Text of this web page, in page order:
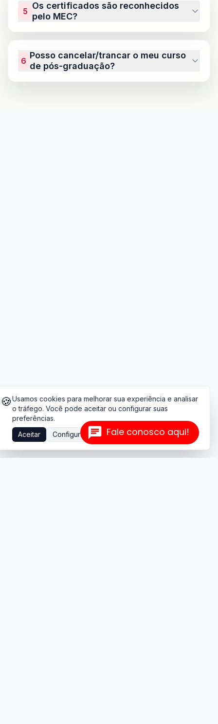
Fale conosco aqui!
Após a confirmação, recebe por e-mail seu
login e senha para acessar imediatamente o
portal.
material de estudo, atividades e avaliações,
além do suporte de tutores especializados
para te acompanhar durante o curso.
5
Os certificados são reconhecidos
pelo MEC?
6
Posso cancelar/trancar o meu curso
de pós-graduação?
🍪Usamos cookies para melhorar sua experiência e analisar
o tráfego. Você pode aceitar ou configurar suas
preferências.
Aceitar
Configurar